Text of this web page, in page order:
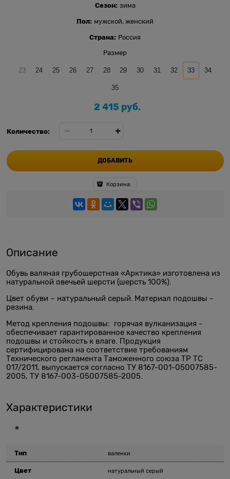
Сезон: зима
Пол: мужской, женский
Страна: Россия
Размер
23 24 25 26 27 28 29 30 31 32 33 34
35
2 415 руб.
Количество:
ДОБАВИТЬ
Корзина:
Описание
Обувь валяная грубошерстная «Арктика» изготовлена из
натуральной овечьей шерсти (шерсть 100%).
Цвет обуви – натуральный серый.
Материал подошвы -
резина.
Метод крепления подошвы: горячая вулканизация -
обеспечивает гарантированное качество крепления
подошвы и стойкость к влаге. Продукция
сертифицирована на соответствие требованиям
Технического регламента Таможенного союза ТР ТС
017/2011, выпускается согласно ТУ 8167-001-05007585-
2005, ТУ 8167-003-05007585-2005.
Характеристики
*
Тип валенки
Цвет натуральный серый